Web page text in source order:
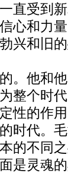
直受到
心和力
兴和旧
。他和
整个时
性的作
时代。
的不同
是灵魂